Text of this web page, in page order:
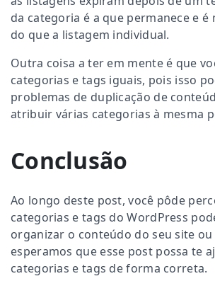
da categoria é a que permanece e
do que a listagem individual.
Outra coisa a ter em mente é que
categorias e tags iguais, pois isso
problemas de duplicação de
atribuir várias categorias à mesma
Conclusão
Ao longo deste post, você pôde
categorias e tags do WordPress
organizar o conteúdo do seu site ou
esperamos que esse post possa te
categorias e tags de forma correta.